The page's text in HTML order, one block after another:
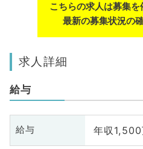
こちらの求人は募集を
最新の募集状況の
求人詳細
給与
給与 年収1,500